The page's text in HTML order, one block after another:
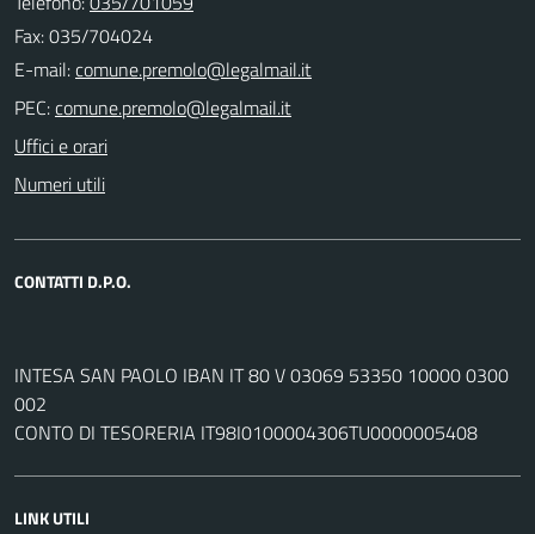
Fax: 035/704024
E-mail:
PEC:
Uffici e orari
Numeri utili
CONTATTI D.P.O.
INTESA SAN PAOLO IBAN IT 80 V 03069 53350 10000 0300
002
CONTO DI TESORERIA IT98I0100004306TU0000005408
LINK UTILI